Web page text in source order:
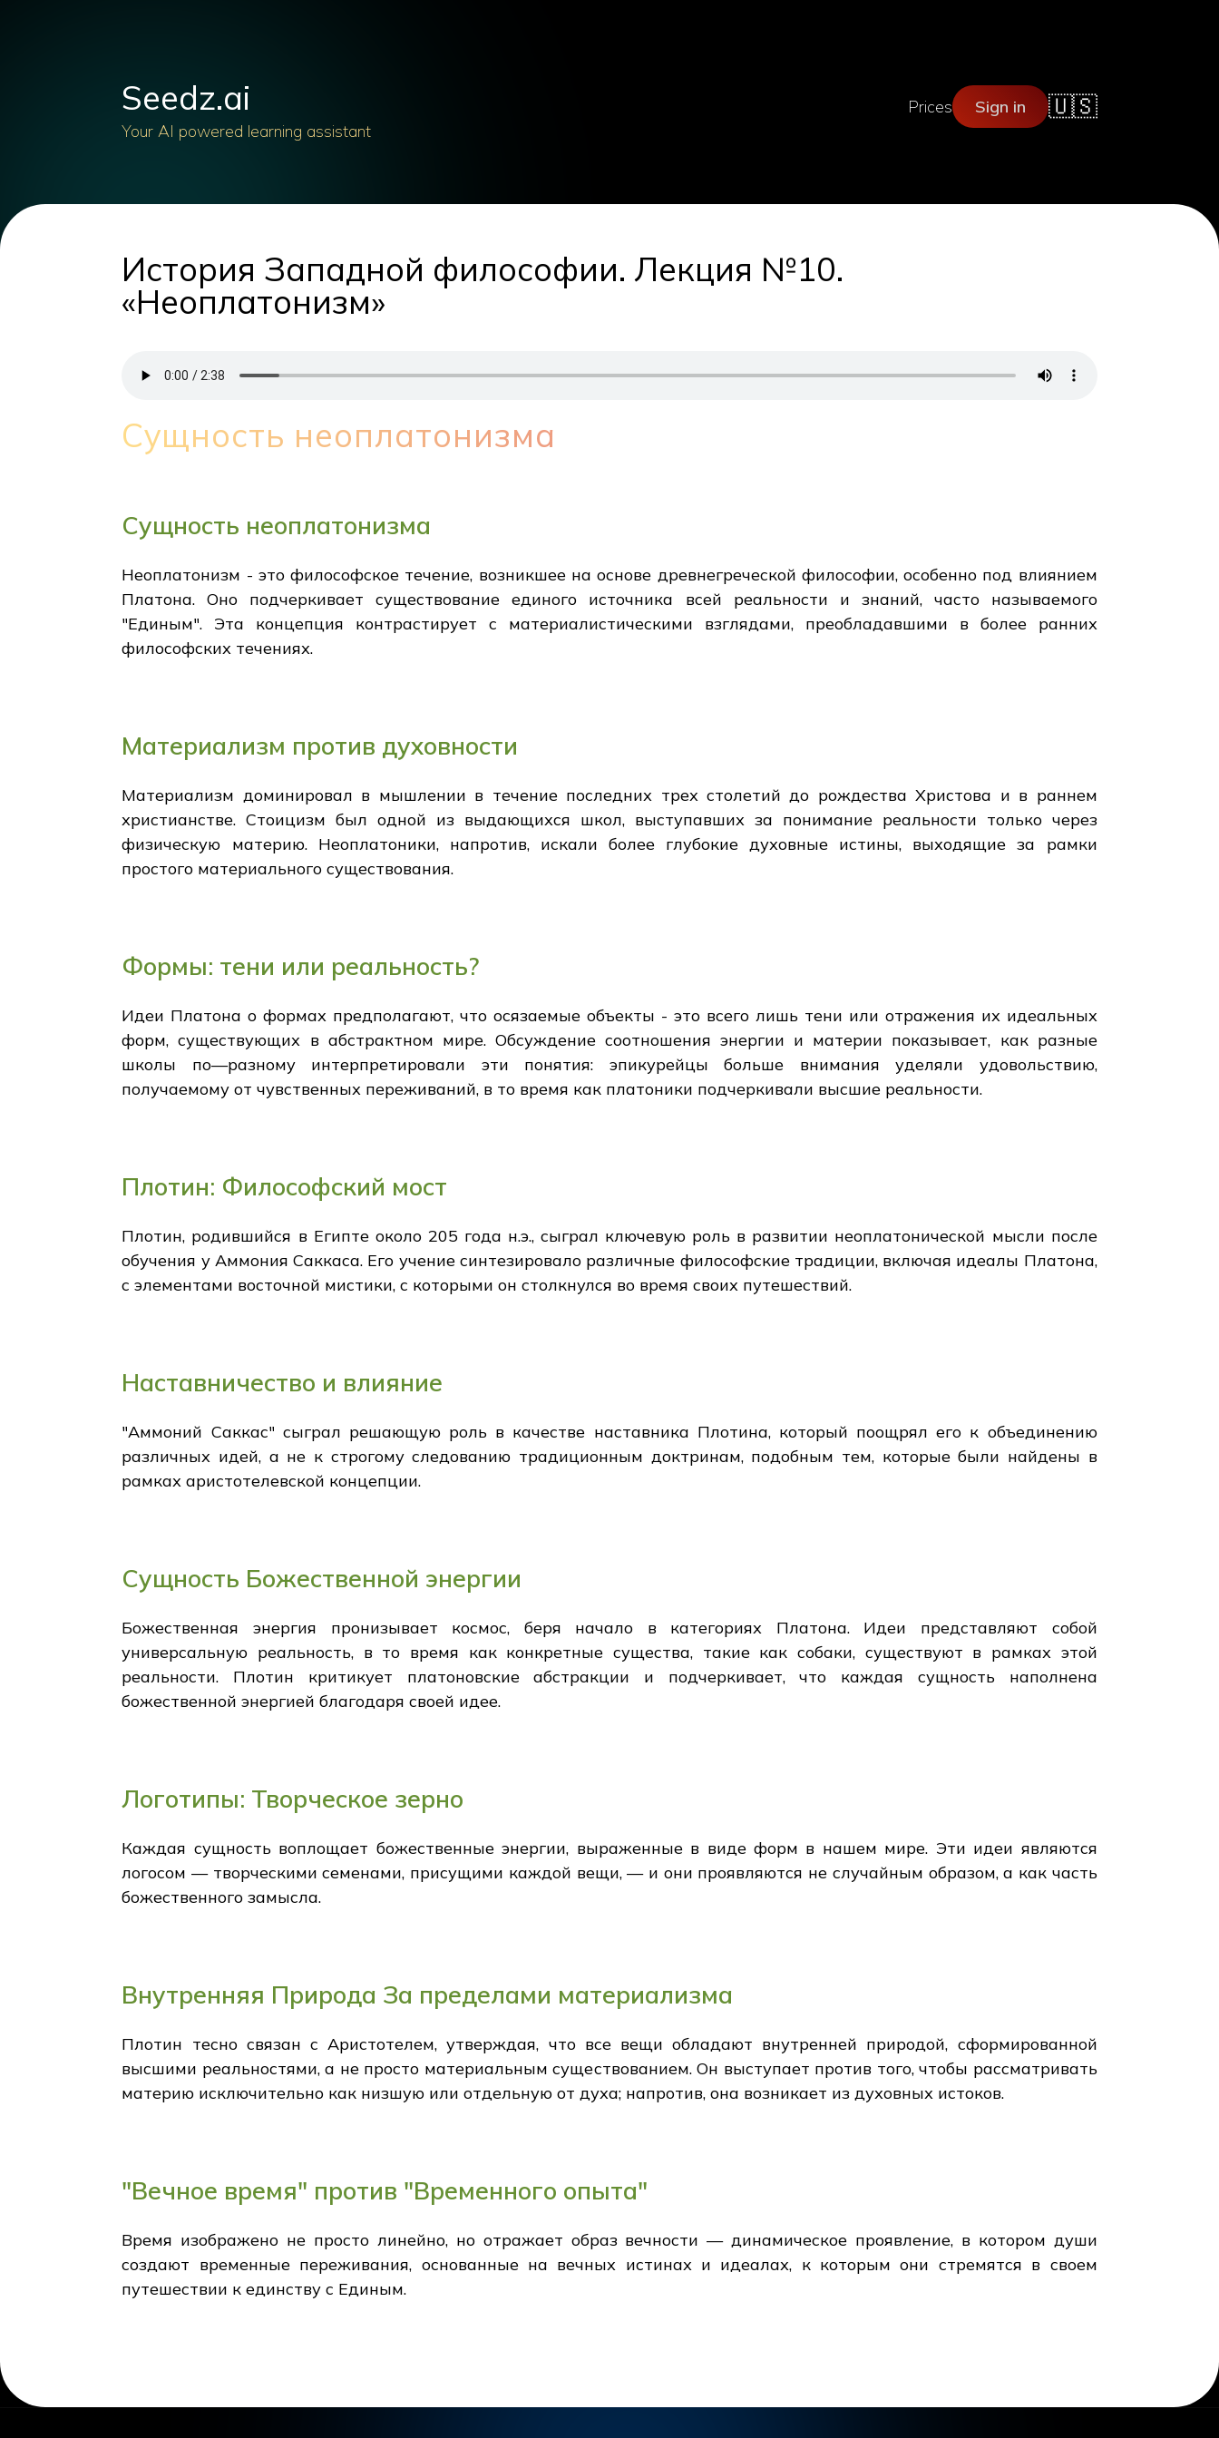
Seedz.ai
Your AI powered learning assistant
Prices Sign in 🇺🇸
История Западной философии. Лекция №10.
«Неоплатонизм»
Сущность неоплатонизма
Сущность неоплатонизма
Неоплатонизм - это философское течение, возникшее на основе древнегреческой философии, особенно под влиянием
Платона. Оно подчеркивает существование единого источника всей реальности и знаний, часто называемого
"Единым". Эта концепция контрастирует с материалистическими взглядами, преобладавшими в более ранних
философских течениях.
Материализм против духовности
Материализм доминировал в мышлении в течение последних трех столетий до рождества Христова и в раннем
христианстве. Стоицизм был одной из выдающихся школ, выступавших за понимание реальности только через
физическую материю. Неоплатоники, напротив, искали более глубокие духовные истины, выходящие за рамки
простого материального существования.
Формы: тени или реальность?
Идеи Платона о формах предполагают, что осязаемые объекты - это всего лишь тени или отражения их идеальных
форм, существующих в абстрактном мире. Обсуждение соотношения энергии и материи показывает, как разные
школы по—разному интерпретировали эти понятия: эпикурейцы больше внимания уделяли удовольствию,
получаемому от чувственных переживаний, в то время как платоники подчеркивали высшие реальности.
Плотин: Философский мост
Плотин, родившийся в Египте около 205 года н.э., сыграл ключевую роль в развитии неоплатонической мысли после
обучения у Аммония Саккаса. Его учение синтезировало различные философские традиции, включая идеалы Платона,
с элементами восточной мистики, с которыми он столкнулся во время своих путешествий.
Наставничество и влияние
"Аммоний Саккас" сыграл решающую роль в качестве наставника Плотина, который поощрял его к объединению
различных идей, а не к строгому следованию традиционным доктринам, подобным тем, которые были найдены в
рамках аристотелевской концепции.
Сущность Божественной энергии
Божественная энергия пронизывает космос, беря начало в категориях Платона. Идеи представляют собой
универсальную реальность, в то время как конкретные существа, такие как собаки, существуют в рамках этой
реальности. Плотин критикует платоновские абстракции и подчеркивает, что каждая сущность наполнена
божественной энергией благодаря своей идее.
Логотипы: Творческое зерно
Каждая сущность воплощает божественные энергии, выраженные в виде форм в нашем мире. Эти идеи являются
логосом — творческими семенами, присущими каждой вещи, — и они проявляются не случайным образом, а как часть
божественного замысла.
Внутренняя Природа За пределами материализма
Плотин тесно связан с Аристотелем, утверждая, что все вещи обладают внутренней природой, сформированной
высшими реальностями, а не просто материальным существованием. Он выступает против того, чтобы рассматривать
материю исключительно как низшую или отдельную от духа; напротив, она возникает из духовных истоков.
"Вечное время" против "Временного опыта"
Время изображено не просто линейно, но отражает образ вечности — динамическое проявление, в котором души
создают временные переживания, основанные на вечных истинах и идеалах, к которым они стремятся в своем
путешествии к единству с Единым.